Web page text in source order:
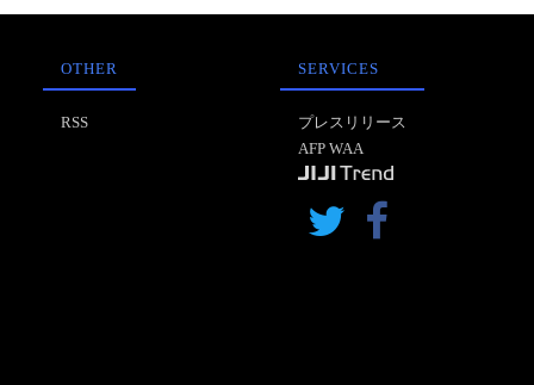
OTHER
RSS
SERVICES
プレスリリース
AFP WAA